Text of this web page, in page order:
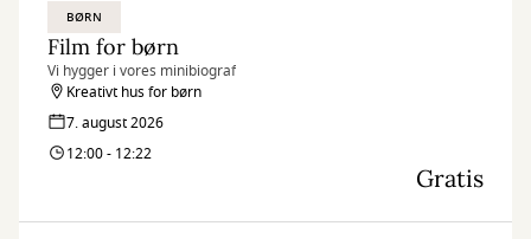
BØRN
Film for børn
Vi hygger i vores minibiograf
Kreativt hus for børn
7. august 2026
12:00 - 12:22
Gratis